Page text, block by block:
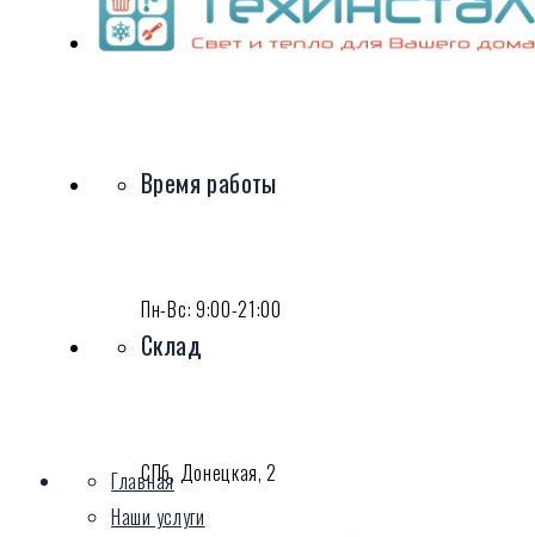
Время работы
Пн-Вс: 9:00-21:00
Склад
СПб, Донецкая, 2
Главная
Наши услуги